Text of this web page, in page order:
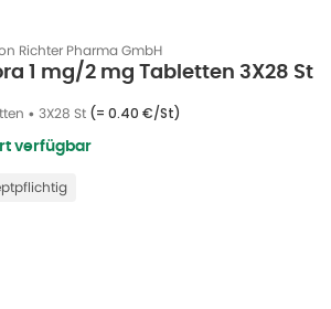
Richter Pharma GmbH
1 mg/2 mg Tabletten 3X28 St
• 3X28 St (= 0.40 €/St)
verfügbar